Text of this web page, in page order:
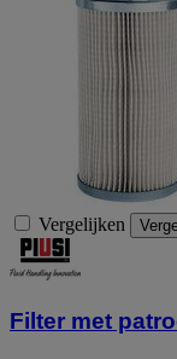
Vergelijken
Filter met